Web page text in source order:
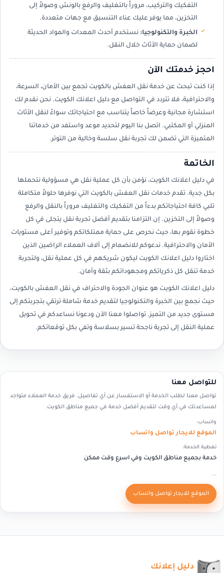
التفكيك والتركيب، مروراً بالتغليف والرفع بالونش وصولاً إلى
التخزين، مما يوفر عليك عناء التنسيق مع جهات متعددة.
الخبرة والتكنولوجيا: نستخدم أحدث المعدات والمواد الحديثة
لضمان حماية الأثاث خلال النقل.
احجز خدمتك الآن
إذا كنت تبحث عن خدمة نقل العفش بالكويت تجمع بين الأمان، السرعة،
والاحترافية، فلا تتردد في التواصل مع دليل اعلانك الكويت. نحن نقدم لك
استشارة مجانية وعرضاً خاصاً يتناسب مع احتياجاتك سواءً لنقل الأثاث
المنزلي أو المكتبي. اتصل بنا اليوم لتحديد موعد واستفد من خدماتنا
المتميزة التي تضمن لك تجربة نقل سلسة وخالية من التوتر.
الخاتمة
في دليل اعلانك الكويت، نؤمن بأن كل عملية نقل هي مسؤولية نتحملها
بكل جدية. تقدم خدمات نقل العفش بالكويت التي نوفرها حلولاً متكاملة
تلبي كافة احتياجاتكم بدءاً من التفكيك والتغليف مروراً بالنقل والرفع
وصولاً إلى التخزين. إن التزامنا بتقديم أفضل تجربة نقل يتجلى في كل
خطوة نقوم بها، حيث نحرص على حماية ممتلكاتكم وتوفير أعلى مستويات
الأمان والاحترافية. ندعوكم للانضمام إلى آلاف العملاء الراضين الذين
اختاروا دليل اعلانك الكويت ليكون شريكهم في كل عملية نقل، ولتجربة
خدمة تنقل كل ذكرياتكم ومجهوداتكم بثقة وأمان.
دليل اعلانك الكويت هو عنوان الجودة والاحتراف في نقل العفش بالكويت،
حيث نجمع بين الخبرة والتكنولوجيا لتقديم خدمة شاملة ترتقي بتجربتكم إلى
مستوى جديد من التميز. تواصلوا معنا الآن ودعونا نساعدكم في تحويل
عملية النقل إلى تجربة ناجحة تسير بسلاسة وتفي بكل توقعاتكم.
للتواصل معنا
تواصل معنا لطلب الخدمة أو الاستفسار عن أي تفاصيل. فريق خدمة العملاء متواجد
لمساعدتك في أي وقت لتقديم أفضل خدمة في جميع مناطق الكويت.
واتساب:
الموقع للايجار تواصل واتساب
تغطية الخدمة:
خدمة بجميع مناطق الكويت وفي اسرع وقت ممكن
...
الموقع للايجار تواصل واتساب
دليل إعلانك